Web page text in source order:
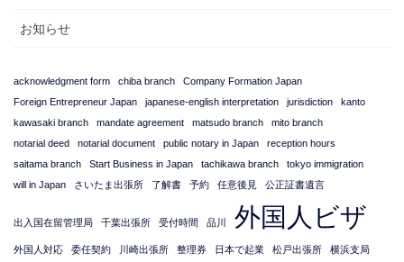
お知らせ
acknowledgment form chiba branch
Company Formation Japan
Foreign Entrepreneur Japan
japanese-english interpretation jurisdiction
kanto
kawasaki branch
mandate agreement matsudo branch
mito branch
notarial deed
notarial document public notary in Japan
reception hours
saitama branch
Start Business in Japan tachikawa branch
tokyo immigration
will in Japan
さいたま出張所 了解書 予約 任意後見 公正証書遺言
出入国在留管理局 千葉出張所 受付時間 品川 外国人ビザ
外国人対応 委任契約 川崎出張所 整理券 日本で起業 松戸出張所 横浜支局